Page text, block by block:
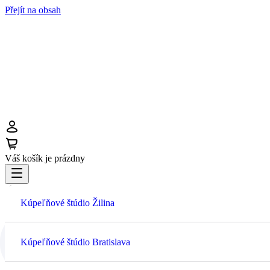
Přejít na obsah
Váš košík je prázdny
Menu
Kúpeľňové štúdio Žilina
Kúpeľňové štúdio Bratislava
Košík